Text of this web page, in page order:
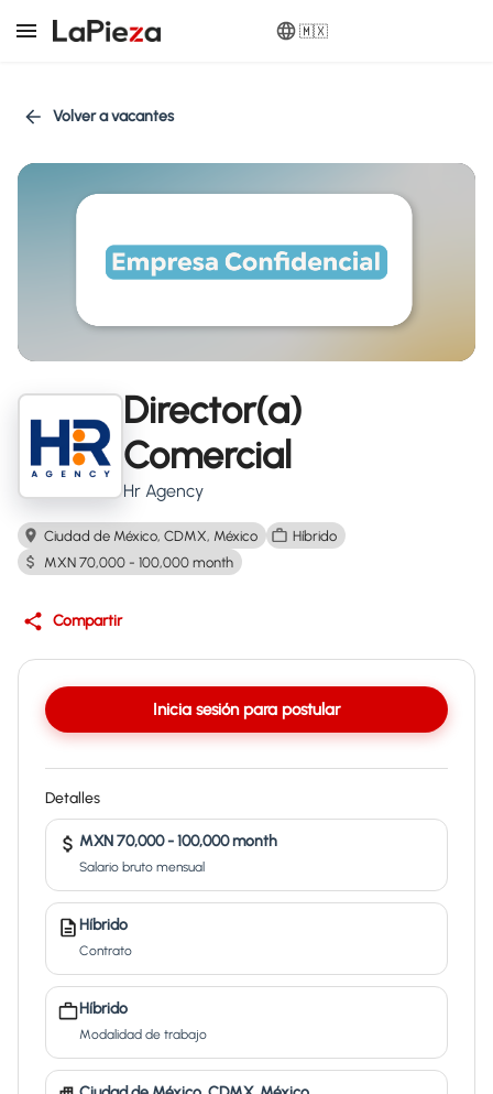
🇲🇽
Volver a vacantes
Director(a)
Comercial
Hr Agency
Ciudad de México, CDMX, México
Híbrido
MXN 70,000 - 100,000 month
Compartir
Inicia sesión para postular
Detalles
MXN 70,000 - 100,000 month
Salario bruto mensual
Híbrido
Contrato
Híbrido
Modalidad de trabajo